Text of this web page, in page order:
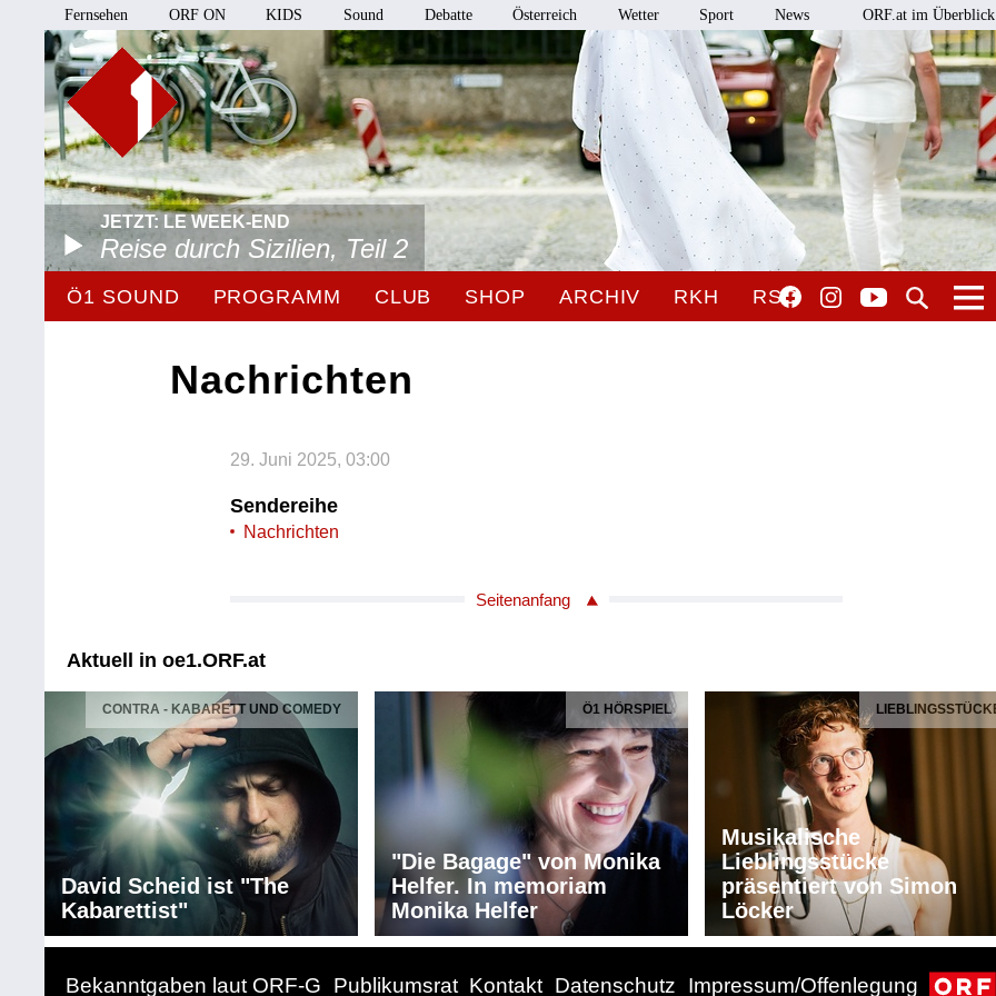
Fernsehen ORF ON KIDS Sound Debatte Österreich Wetter Sport News ORF.at im Überblick
JETZT: LE WEEK-END
Reise durch Sizilien, Teil 2
Ö1 SOUND PROGRAMM CLUB SHOP ARCHIV RKH RSO
Nachrichten
29. Juni 2025, 03:00
Sendereihe
Nachrichten
Seitenanfang
Aktuell in oe1.ORF.at
CONTRA - KABARETT UND COMEDY
David Scheid ist "The
Kabarettist"
Ö1 HÖRSPIEL
"Die Bagage" von Monika
Helfer. In memoriam
Monika Helfer
Musikalische
Lieblingsstücke
präsentiert von Simon
Löcker
Bekanntgaben laut ORF-G Publikumsrat Kontakt Datenschutz Impressum/Offenlegung